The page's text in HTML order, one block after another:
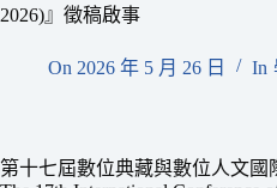
2026)』徵稿啟事
On 2026 年 5 月 26 日 In
第十七屆數位典藏與數位人文國